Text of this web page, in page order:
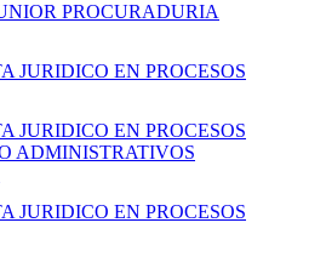
PROCURADURIA
JURIDICO EN PROCESOS
JURIDICO EN PROCESOS
ADMINISTRATIVOS
JURIDICO EN PROCESOS